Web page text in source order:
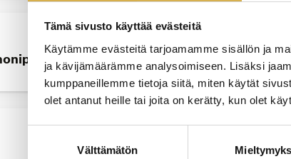
Tämä sivusto käyttää evästeitä
Käytämme evästeitä tarjoamamme sisällön ja
ja kävijämäärämme analysoimiseen. Lisäksi
kumppaneillemme tietoja siitä, miten käytät
olet antanut heille tai joita on kerätty, kun olet
Välttämätön
| Liiketoiminnan ammattitutkinnon